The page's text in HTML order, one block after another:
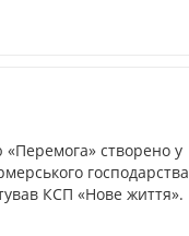
«Перемога» створено у
господарства
КСП «Нове життя».